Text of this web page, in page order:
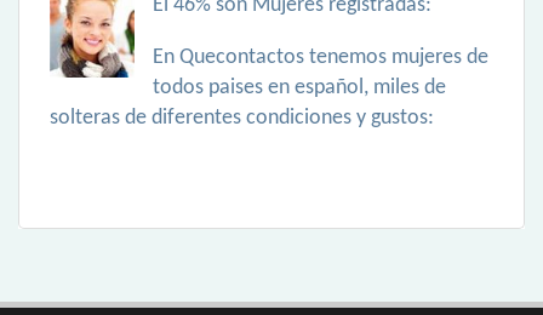
El 46% son Mujeres registradas:
En Quecontactos tenemos mujeres de
todos paises en español, miles de
solteras de diferentes condiciones y gustos: